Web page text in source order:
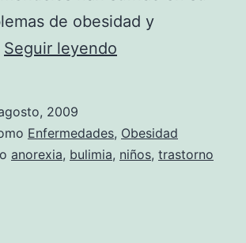
de obesidad y
Seguir leyendo
trastornos
alimentarios
2009
Enfermedades, Obesidad
anorexia, bulimia, niños, trastorno